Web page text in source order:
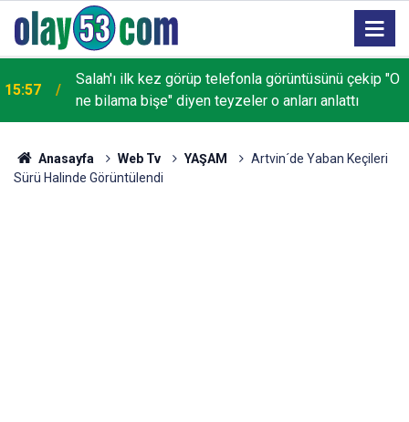
15:57
Salah'ı ilk kez görüp telefonla görüntüsünü çekip "O
ne bilama bişe" diyen teyzeler o anları anlattı
Anasayfa Web Tv YAŞAM
Artvin´de Yaban Keçileri
Sürü Halinde Görüntülendi